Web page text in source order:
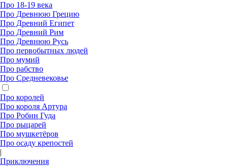
Про 18-19 века
Про Древнюю Грецию
Про Древний Египет
Про Древний Рим
Про Древнюю Русь
Про первобытных людей
Про мумий
Про рабство
Про Средневековье
Про королей
Про короля Артура
Про Робин Гуда
Про рыцарей
Про мушкетёров
Про осаду крепостей
|
Приключения